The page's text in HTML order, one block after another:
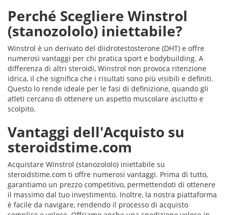
Perché Scegliere Winstrol
(stanozololo) iniettabile?
Winstrol è un derivato del diidrotestosterone (DHT) e offre
numerosi vantaggi per chi pratica sport e bodybuilding. A
differenza di altri steroidi, Winstrol non provoca ritenzione
idrica, il che significa che i risultati sono più visibili e definiti.
Questo lo rende ideale per le fasi di definizione, quando gli
atleti cercano di ottenere un aspetto muscolare asciutto e
scolpito.
Vantaggi dell'Acquisto su
steroidstime.com
Acquistare Winstrol (stanozololo) iniettabile su
steroidstime.com ti offre numerosi vantaggi. Prima di tutto,
garantiamo un prezzo competitivo, permettendoti di ottenere
il massimo dal tuo investimento. Inoltre, la nostra piattaforma
è facile da navigare, rendendo il processo di acquisto